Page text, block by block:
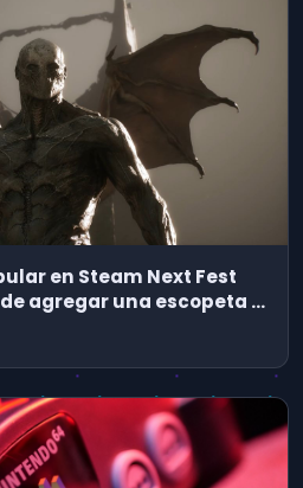
en Steam Next Fest
agregar una escopeta a